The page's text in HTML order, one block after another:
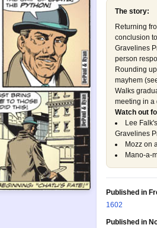
The story:
Returning
conclusion
Gravelines
person
Rounding
mayhem
Walks
meeting in a
Watch out
Lee
Gravelines
Mozz on
Mano-a-
Published in
1602
Published in